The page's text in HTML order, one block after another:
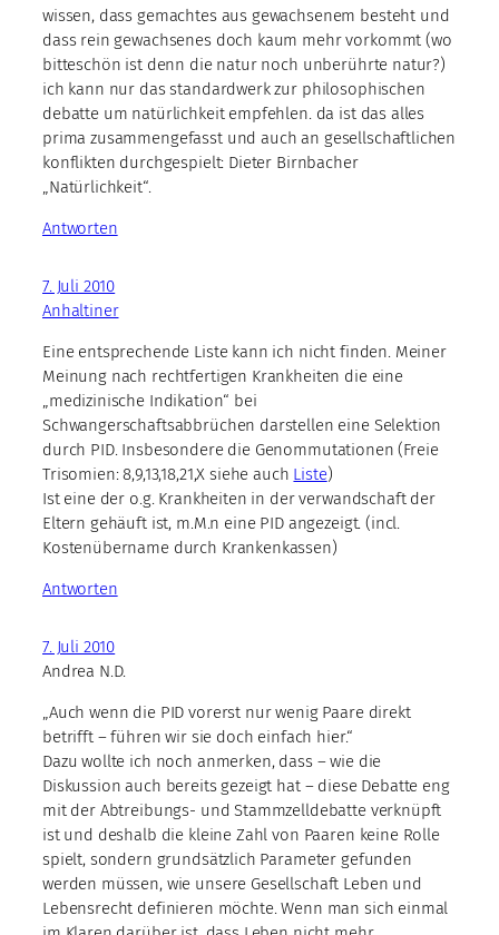
wissen, dass gemachtes aus gewachsenem besteht und
dass rein gewachsenes doch kaum mehr vorkommt (wo
bitteschön ist denn die natur noch unberührte natur?)
ich kann nur das standardwerk zur philosophischen
debatte um natürlichkeit empfehlen. da ist das alles
prima zusammengefasst und auch an gesellschaftlichen
konflikten durchgespielt: Dieter Birnbacher
„Natürlichkeit“.
Antworten
7. Juli 2010
Anhaltiner
Eine entsprechende Liste kann ich nicht finden. Meiner
Meinung nach rechtfertigen Krankheiten die eine
„medizinische Indikation“ bei
Schwangerschaftsabbrüchen darstellen eine Selektion
durch PID. Insbesondere die Genommutationen (Freie
Trisomien: 8,9,13,18,21,X siehe auch Liste)
Ist eine der o.g. Krankheiten in der verwandschaft der
Eltern gehäuft ist, m.M.n eine PID angezeigt. (incl.
Kostenübername durch Krankenkassen)
Antworten
7. Juli 2010
Andrea N.D.
„Auch wenn die PID vorerst nur wenig Paare direkt
betrifft – führen wir sie doch einfach hier.“
Dazu wollte ich noch anmerken, dass – wie die
Diskussion auch bereits gezeigt hat – diese Debatte eng
mit der Abtreibungs- und Stammzelldebatte verknüpft
ist und deshalb die kleine Zahl von Paaren keine Rolle
spielt, sondern grundsätzlich Parameter gefunden
werden müssen, wie unsere Gesellschaft Leben und
Lebensrecht definieren möchte. Wenn man sich einmal